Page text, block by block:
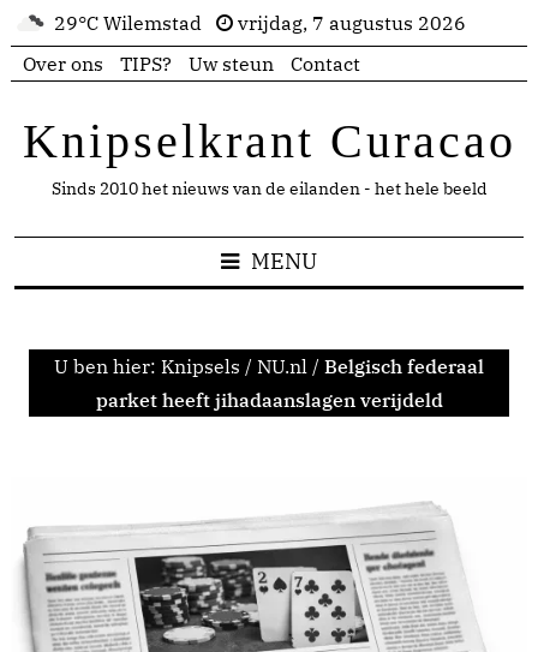
29°C Wilemstad
vrijdag, 7 augustus 2026
Over ons
TIPS? Uw steun Contact
Knipselkrant Curacao
Sinds 2010 het nieuws van de eilanden - het hele beeld
MENU
U ben hier: Knipsels / NU.nl / Belgisch federaal
parket heeft jihadaanslagen verijdeld